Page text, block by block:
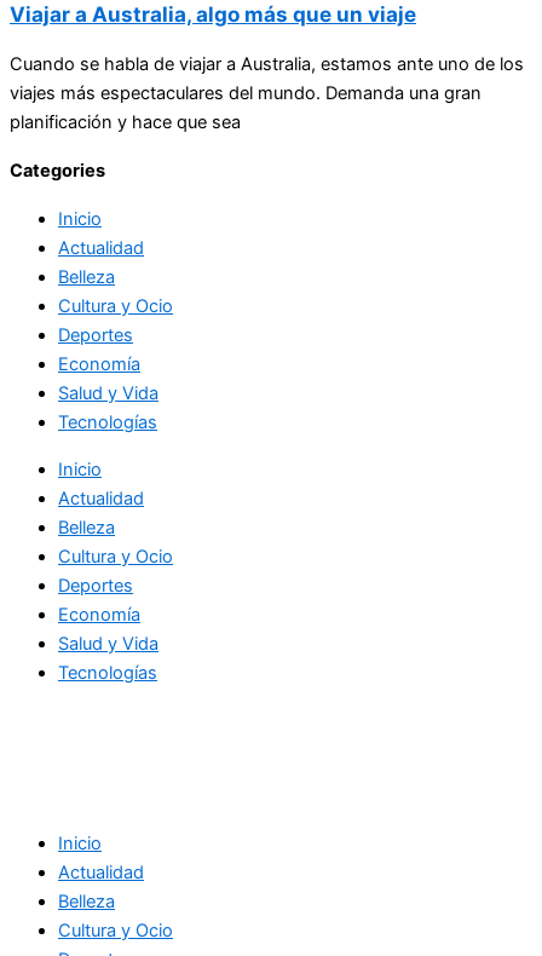
Viajar a Australia, algo más que un viaje
Cuando se habla de viajar a Australia, estamos ante uno de los
viajes más espectaculares del mundo. Demanda una gran
planificación y hace que sea
Categories
Inicio
Actualidad
Belleza
Cultura y Ocio
Deportes
Economía
Salud y Vida
Tecnologías
Inicio
Actualidad
Belleza
Cultura y Ocio
Deportes
Economía
Salud y Vida
Tecnologías
Inicio
Actualidad
Belleza
Cultura y Ocio